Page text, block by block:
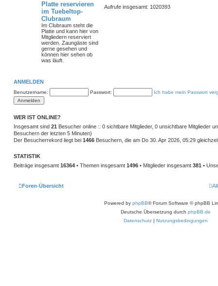
Platte reservieren
im Tuebeltop-
Clubraum
Im Clubraum steht die
Platte und kann hier von
Mitgliedern reserviert
werden. Zaungäste sind
gerne gesehen und
können hier sehen ob
was läuft.
Aufrufe insgesamt: 1020393
ANMELDEN
Benutzername: Passwort: Ich habe mein Passwort
WER IST ONLINE?
Insgesamt sind 21 Besucher online :: 0 sichtbare Mitglieder, 0 unsichtbare Mitglieder
Besuchern der letzten 5 Minuten)
Der Besucherrekord liegt bei 1466 Besuchern, die am Do 30. Apr 2026, 05:29
STATISTIK
Beiträge insgesamt 16364 • Themen insgesamt 1496 • Mitglieder insgesamt 381 •
Foren-Übersicht
Powered by phpBB® Forum Software © phpBB
Deutsche Übersetzung durch phpBB.de
Datenschutz | Nutzungsbedingungen